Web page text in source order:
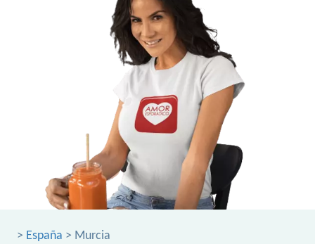
> España > Murcia